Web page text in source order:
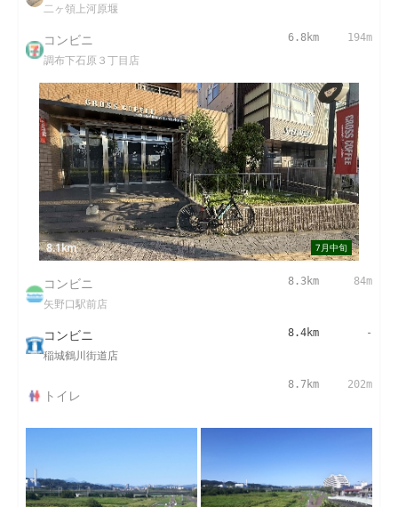
二ヶ領上河原堰
コンビニ
調布下石原３丁目店
6.8km 194m
7月中旬
8.1km
コンビニ
矢野口駅前店
8.3km 84m
コンビニ
稲城鶴川街道店
8.4km -
トイレ
8.7km 202m